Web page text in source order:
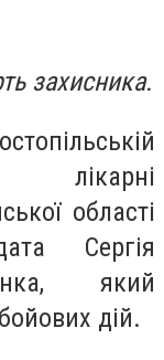
захисника.
лікарні
області
Сергія
який
дій.